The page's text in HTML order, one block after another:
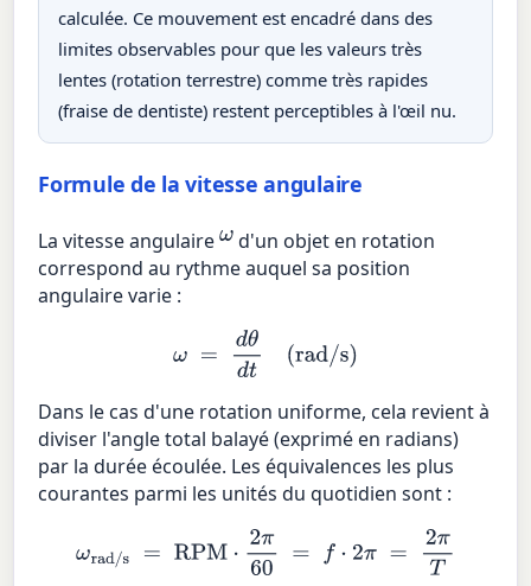
calculée. Ce mouvement est encadré dans des
limites observables pour que les valeurs très
lentes (rotation terrestre) comme très rapides
(fraise de dentiste) restent perceptibles à l'œil nu.
Formule de la vitesse angulaire
La vitesse angulaireωd'un objet en rotation
correspond au rythme auquel sa position
angulaire varie :
dθd (rad/s)
Dans le cas d'une rotation uniforme, cela revient à
diviser l'angle total balayé (exprimé en radians)
par la durée écoulée. Les équivalences les plus
courantes parmi les unités du quotidien sont :
rad/s=RPM⋅2π 2 =2π